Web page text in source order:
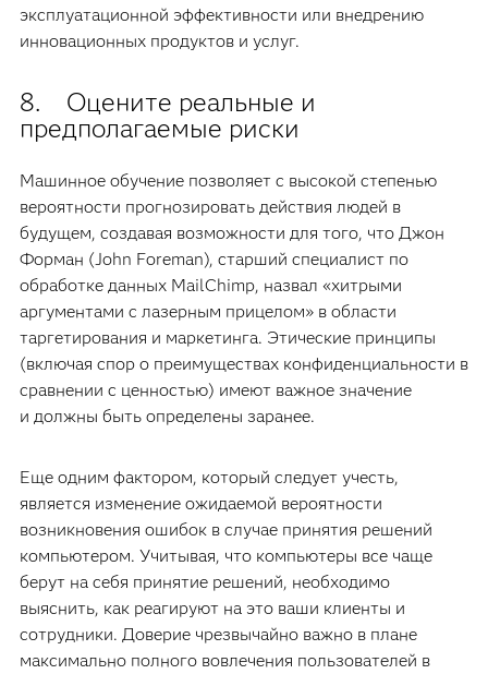
эксплуатационной эффективности или внедрению
инновационных продуктов и услуг.
8. Оцените реальные и
предполагаемые риски
Машинное обучение позволяет с высокой степенью
вероятности прогнозировать действия людей в
будущем, создавая возможности для того, что Джон
Форман (John Foreman), старший специалист по
обработке данных MailChimp, назвал «хитрыми
аргументами с лазерным прицелом» в области
таргетирования и маркетинга. Этические принципы
(включая спор о преимуществах конфиденциальности в
сравнении с ценностью) имеют важное значение
и должны быть определены заранее.
Еще одним фактором, который следует учесть,
является изменение ожидаемой вероятности
возникновения ошибок в случае принятия решений
компьютером. Учитывая, что компьютеры все чаще
берут на себя принятие решений, необходимо
выяснить, как реагируют на это ваши клиенты и
сотрудники. Доверие чрезвычайно важно в плане
максимально полного вовлечения пользователей в